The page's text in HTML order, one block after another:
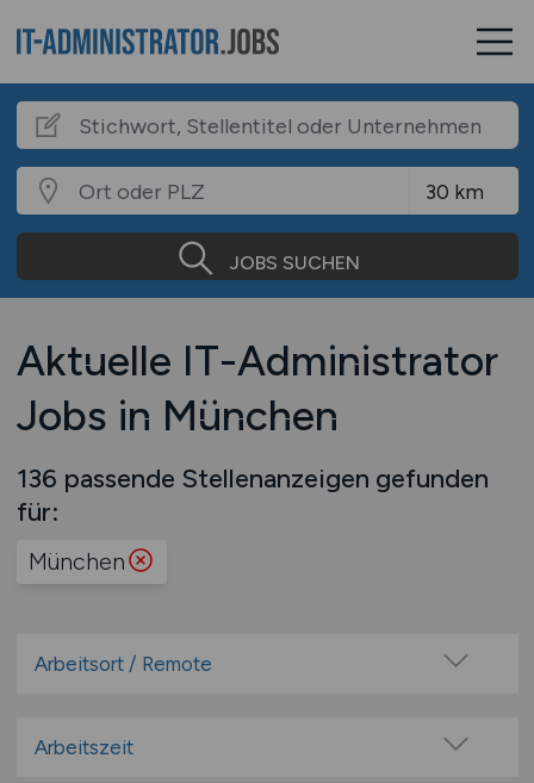
JOBS SUCHEN
Aktuelle IT-Administrator
Jobs in München
136 passende Stellenanzeigen gefunden
für:
München
Arbeitsort / Remote
Home-Office möglich / Hybrid
Arbeitszeit